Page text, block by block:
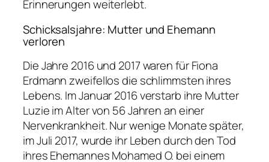
Erinnerungen weiterlebt.
Schicksalsjahre: Mutter und Ehemann
verloren
Die Jahre 2016 und 2017 waren für Fiona
Erdmann zweifellos die schlimmsten ihres
Lebens. Im Januar 2016 verstarb ihre Mutter
Luzie im Alter von 56 Jahren an einer
Nervenkrankheit. Nur wenige Monate später,
im Juli 2017, wurde ihr Leben durch den Tod
ihres Ehemannes Mohamed O. bei einem